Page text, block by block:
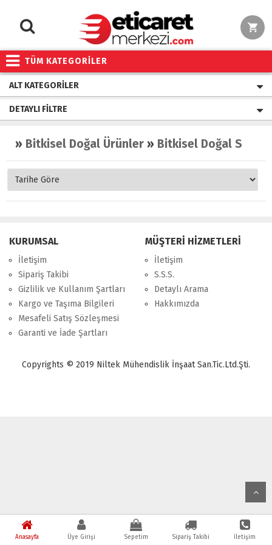
TÜM KATEGORİLER
Anasayfa Üye Girişi Sepetim Sipariş Takibi İletişim
ALT KATEGORILER
DETAYLI FILTRE
» Bitkisel Doğal Ürünler » Bitkisel Doğal Sular
KURUMSAL
İletişim
Sipariş Takibi
Gizlilik ve Kullanım Şartları
Kargo ve Taşıma Bilgileri
Mesafeli Satış Sözleşmesi
Garanti ve İade Şartları
MÜŞTERİ HİZMETLERİ
İletişim
S.S.S.
Detaylı Arama
Hakkımızda
Copyrights © 2019 Niltek Mühendislik İnşaat San.Tic.Ltd.Şti.